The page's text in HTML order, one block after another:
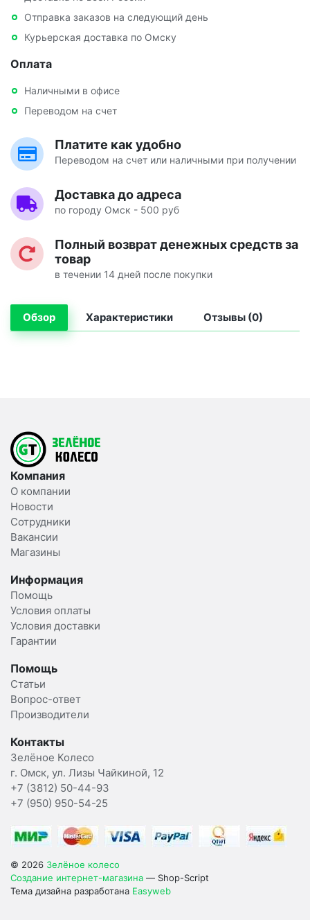
Отправка заказов на следующий день
Курьерская доставка по Омску
Оплата
Наличными в офисе
Переводом на счет
Платите как удобно
Переводом на счет или наличными при получении
Доставка до адреса
по городу Омск - 500 руб
Полный возврат денежных средств за
товар
в течении 14 дней после покупки
Обзор Характеристики Отзывы (0)
Компания
О компании
Новости
Сотрудники
Вакансии
Магазины
Информация
Помощь
Условия оплаты
Условия доставки
Гарантии
Помощь
Статьи
Вопрос-ответ
Производители
Контакты
Зелёное Колесо
г. Омск, ул. Лизы Чайкиной, 12
+7 (3812) 50-44-93
+7 (950) 950-54-25
© 2026 Зелёное колесо
Создание интернет-магазина — Shop-Script
Тема дизайна разработана Easyweb